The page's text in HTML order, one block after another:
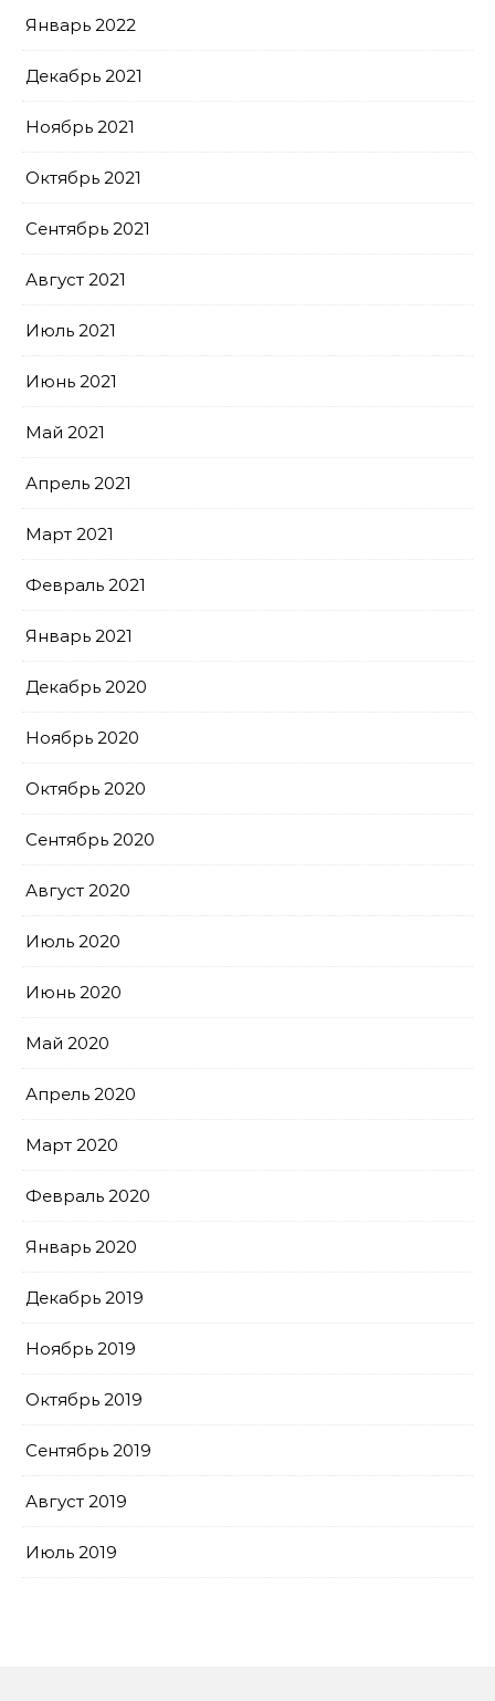
Январь 2022
Декабрь 2021
Ноябрь 2021
Октябрь 2021
Сентябрь 2021
Август 2021
Июль 2021
Июнь 2021
Май 2021
Апрель 2021
Март 2021
Февраль 2021
Январь 2021
Декабрь 2020
Ноябрь 2020
Октябрь 2020
Сентябрь 2020
Август 2020
Июль 2020
Июнь 2020
Май 2020
Апрель 2020
Март 2020
Февраль 2020
Январь 2020
Декабрь 2019
Ноябрь 2019
Октябрь 2019
Сентябрь 2019
Август 2019
Июль 2019